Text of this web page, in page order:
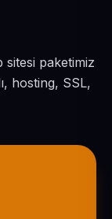
sitesi paketimiz
hosting, SSL,